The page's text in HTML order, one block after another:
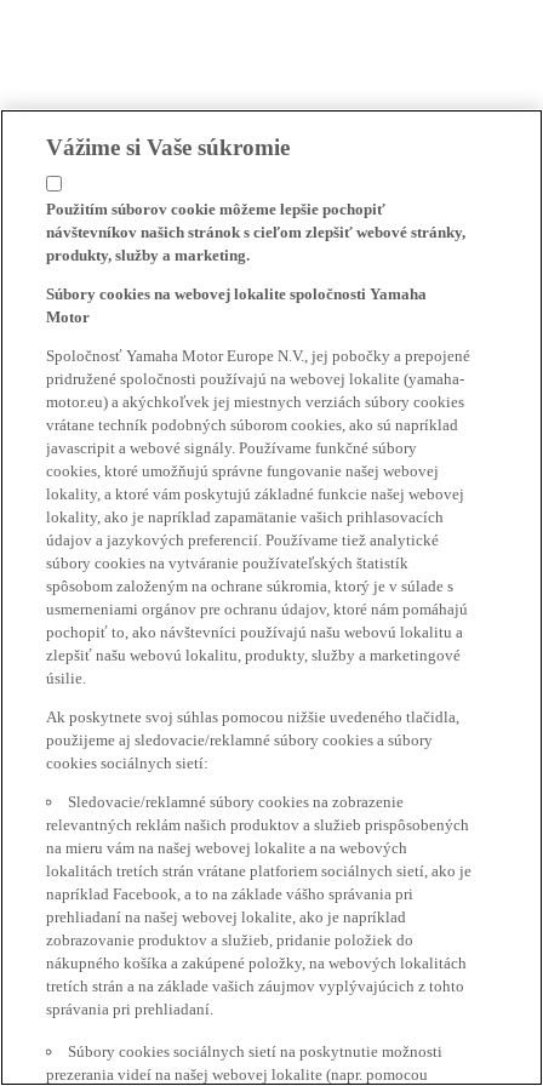
Vážime si Vaše súkromie
Použitím súborov cookie môžeme lepšie pochopiť
návštevníkov našich stránok s cieľom zlepšiť webové stránky,
produkty, služby a marketing.
Súbory cookies na webovej lokalite spoločnosti Yamaha
Motor
Spoločnosť Yamaha Motor Europe N.V., jej pobočky a prepojené
pridružené spoločnosti používajú na webovej lokalite (yamaha-
motor.eu) a akýchkoľvek jej miestnych verziách súbory cookies
vrátane techník podobných súborom cookies, ako sú napríklad
javascripit a webové signály. Používame funkčné súbory
cookies, ktoré umožňujú správne fungovanie našej webovej
lokality, a ktoré vám poskytujú základné funkcie našej webovej
lokality, ako je napríklad zapamätanie vašich prihlasovacích
údajov a jazykových preferencií. Používame tiež analytické
súbory cookies na vytváranie používateľských štatistík
spôsobom založeným na ochrane súkromia, ktorý je v súlade s
usmerneniami orgánov pre ochranu údajov, ktoré nám pomáhajú
pochopiť to, ako návštevníci používajú našu webovú lokalitu a
zlepšiť našu webovú lokalitu, produkty, služby a marketingové
úsilie.
Ak poskytnete svoj súhlas pomocou nižšie uvedeného tlačidla,
použijeme aj sledovacie/reklamné súbory cookies a súbory
cookies sociálnych sietí:
Sledovacie/reklamné súbory cookies na zobrazenie
relevantných reklám našich produktov a služieb prispôsobených
na mieru vám na našej webovej lokalite a na webových
lokalitách tretích strán vrátane platforiem sociálnych sietí, ako je
napríklad Facebook, a to na základe vášho správania pri
prehliadaní na našej webovej lokalite, ako je napríklad
zobrazovanie produktov a služieb, pridanie položiek do
nákupného košíka a zakúpené položky, na webových lokalitách
tretích strán a na základe vašich záujmov vyplývajúcich z tohto
správania pri prehliadaní.
Súbory cookies sociálnych sietí na poskytnutie možnosti
prezerania videí na našej webovej lokalite (napr. pomocou